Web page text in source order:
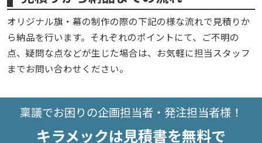
オリジナル旗・幕の制作の際の下記の様な流れで見積りか
ら納品を行います。それぞれのポイントにて、ご不明の
点、疑問な点などが生じた場合は、お気軽に担当スタッフ
までお問い合わせください。
稟議でお困りの企画担当者・発注担当者様！
キラメックは見積書を無料で